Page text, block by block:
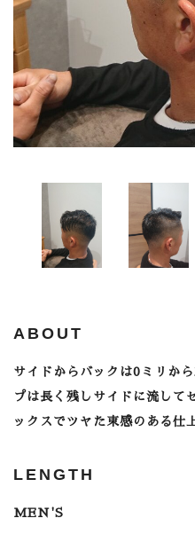
ABOUT
サイドからバックは0ミリか
プは長く残しサイドに流し
ックスでツヤた束感のある仕
LENGTH
MEN'S